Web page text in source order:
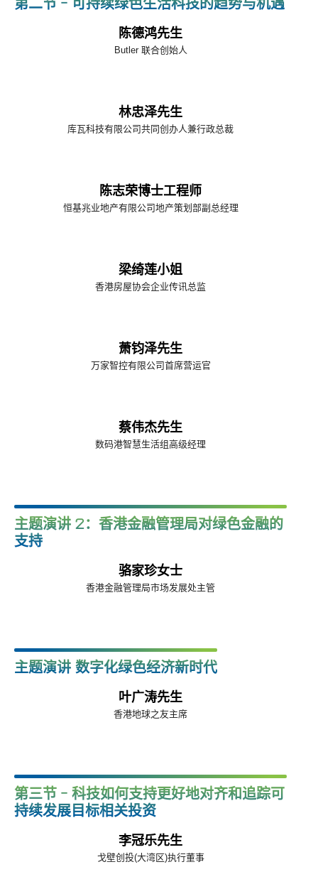
第二节 - 可持续绿色生活科技的趋势与机遇
陈德鸿先生
Butler 联合创始人
林忠泽先生
库瓦科技有限公司共同创办人兼行政总裁
陈志荣博士工程师
恒基兆业地产有限公司地产策划部副总经理
梁绮莲小姐
香港房屋协会企业传讯总监
萧钧泽先生
万家智控有限公司首席营运官
蔡伟杰先生
数码港智慧生活组高级经理
主题演讲 2：香港金融管理局对绿色金融的
支持
骆家珍女士
香港金融管理局市场发展处主管
主题演讲 数字化绿色经济新时代
叶广涛先生
香港地球之友主席
第三节 - 科技如何支持更好地对齐和追踪可
持续发展目标相关投资
李冠乐先生
戈壁创投(大湾区)执行董事